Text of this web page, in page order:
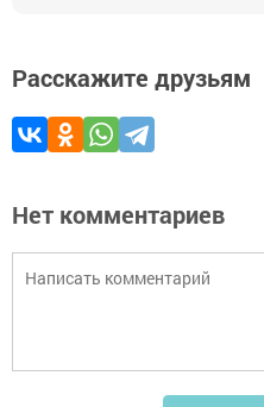
Расскажите друзьям
Нет комментариев